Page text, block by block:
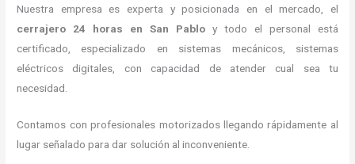
Nuestra empresa es experta y posicionada en el mercado, el
cerrajero 24 horas en San Pablo y todo el personal está
certificado, especializado en sistemas mecánicos, sistemas
eléctricos digitales, con capacidad de atender cual sea tu
necesidad.
Contamos con profesionales motorizados llegando rápidamente al
lugar señalado para dar solución al inconveniente.